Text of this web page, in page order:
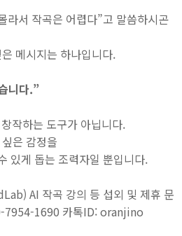
라서 작곡은 어렵다”고 말씀하시곤
메시지는 하나입니다.
니다.”
작하는 도구가 아닙니다.
은 감정을
있게 돕는 조력자일 뿐입니다.
AI 작곡 강의 등 섭외 및 제휴 문
1690 카톡ID: oranjino